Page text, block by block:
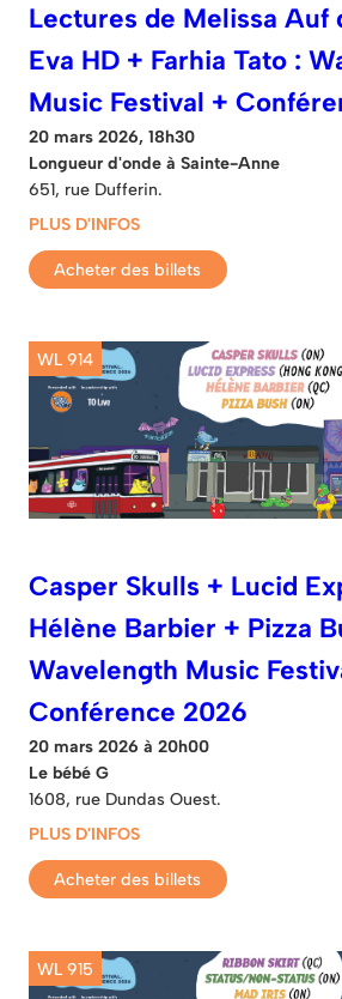
Lectures de Melissa Auf
Eva HD + Farhia Tato :
Music Festival +
20 mars 2026, 18h30
Longueur d'onde à Sainte-Anne
651, rue Dufferin.
PLUS D'INFOS
Acheter des billets
WL 914
Casper Skulls + Lucid
Hélène Barbier + Pizza
Wavelength Music
Conférence 2026
20 mars 2026 à 20h00
Le bébé G
1608, rue Dundas Ouest.
PLUS D'INFOS
Acheter des billets
WL 915